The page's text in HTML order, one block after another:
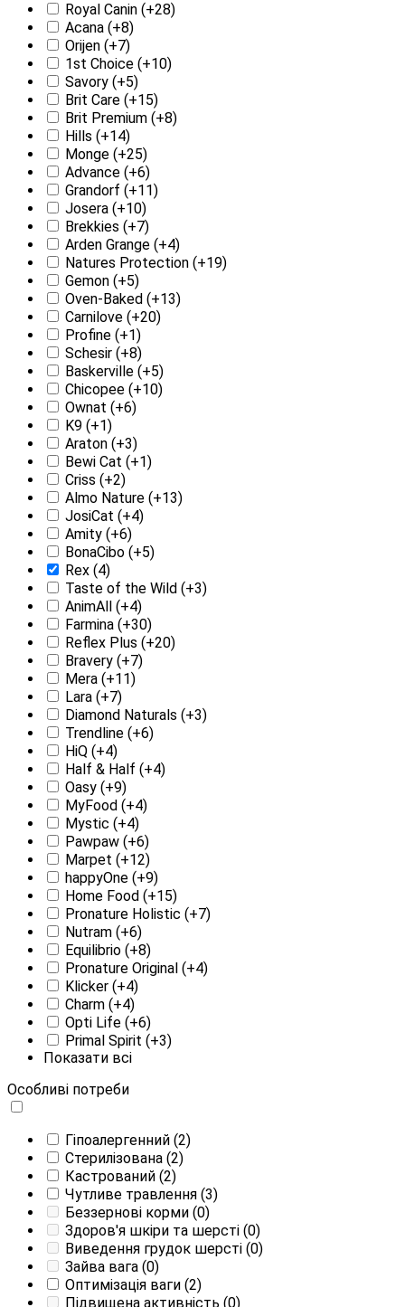
Royal Canin (+28)
Acana (+8)
Orijen (+7)
1st Choice (+10)
Savory (+5)
Brit Care (+15)
Brit Premium (+8)
Hills (+14)
Monge (+25)
Advance (+6)
Grandorf (+11)
Josera (+10)
Brekkies (+7)
Arden Grange (+4)
Natures Protection (+19)
Gemon (+5)
Oven-Baked (+13)
Carnilove (+20)
Profine (+1)
Schesir (+8)
Baskerville (+5)
Chicopee (+10)
Ownat (+6)
K9 (+1)
Araton (+3)
Bewi Cat (+1)
Criss (+2)
Almo Nature (+13)
JosiCat (+4)
Amity (+6)
BonaCibo (+5)
Rex (4)
Taste of the Wild (+3)
AnimAll (+4)
Farmina (+30)
Reflex Plus (+20)
Bravery (+7)
Mera (+11)
Lara (+7)
Diamond Naturals (+3)
Trendline (+6)
HiQ (+4)
Half & Half (+4)
Oasy (+9)
MyFood (+4)
Mystic (+4)
Pawpaw (+6)
Marpet (+12)
happyOne (+9)
Home Food (+15)
Pronature Holistic (+7)
Nutram (+6)
Equilibrio (+8)
Pronature Original (+4)
Klicker (+4)
Charm (+4)
Opti Life (+6)
Primal Spirit (+3)
Показати всі
Особливі потреби
Гіпоалергенний (2)
Стерилізована (2)
Кастрований (2)
Чутливе травлення (3)
Беззернові корми (0)
Здоров'я шкіри та шерсті (0)
Виведення грудок шерсті (0)
Зайва вага (0)
Оптимізація ваги (2)
Підвищена активність (0)